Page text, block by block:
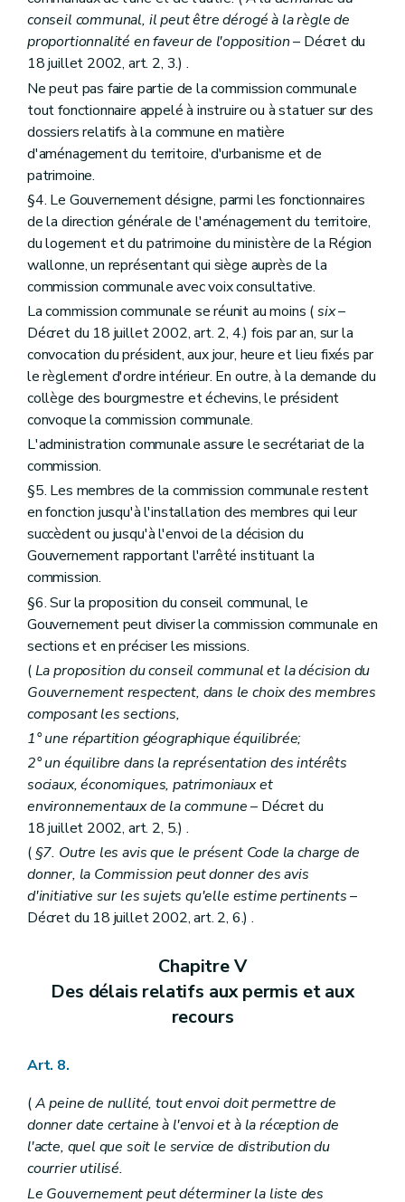
Art. 221
Art. 222
Sous-section 3
Ressources
Art. 223
Art. 224
Sous-section 4 Gestion de l'Institut
Art. 225
Sous-section 5 Commission consultative
Art. 226
Sous-section 6
Personnel
Art. 228
Art. 229
Chapitre III Des indemnités
Art. 230
Titre III
Du petit patrimoine populaire
Art. 231
Titre IV De l'archéologie
Chapitre premier
Des définitions
Art. 232
Chapitre II Des mesures de protection
Art. 233
Art. 234
Art. 235
Chapitre III Des sondages archéologiques et des fouilles
Art. 237
Art. 238
Art. 239
Art. 240
Art. 241
Art. 242
Art. 243
Art. 244
Chapitre IV Des sondages archéologiques et des fouilles d'utilité publique
Art. 245
Art. 246
Art. 247
Art. 248
Chapitre V Des découvertes fortuites
Art. 249
Chapitre VI Des subventions
Art. 250
Art. 251
Chapitre VII
Des indemnités
Art. 252
Titre (V– Décret du 1erjuillet 1993, art. 3) . - Dispositions transitoires
Art. 236
Art. 237
Livre IV Des mesures d'exécution
Titre premier Des mesures d'exécution du livre I
Chapitre premier De la composition et des modalités de fonctionnement des commissions d'aménagement du territoire
Section première De la commission régionale et de ses sections
Section
Constitution
Section Siège
Art. 239
Section S
Section Présidence
Art. 243
Section
Bureau
Art. 244
Section
Art. 245
conseil communal, il peut être dérogé à la règle de
proportionnalité en faveur de l'opposition– Décret du
18 juillet 2002, art. 2, 3.) .
Ne peut pas faire partie de la commission communale
tout fonctionnaire appelé à instruire ou à statuer sur des
dossiers relatifs à la commune en matière
d'aménagement du territoire, d'urbanisme et de
patrimoine.
§4. Le Gouvernement désigne, parmi les fonctionnaires
de la direction générale de l'aménagement du territoire,
du logement et du patrimoine du ministère de la Région
wallonne, un représentant qui siège auprès de la
commission communale avec voix consultative.
La commission communale se réunit au moins (six–
Décret du 18 juillet 2002, art. 2, 4.) fois par an, sur la
convocation du président, aux jour, heure et lieu fixés par
le règlement d'ordre intérieur. En outre, à la demande du
collège des bourgmestre et échevins, le président
convoque la commission communale.
L'administration communale assure le secrétariat de la
commission.
§5. Les membres de la commission communale restent
en fonction jusqu'à l'installation des membres qui leur
succèdent ou jusqu'à l'envoi de la décision du
Gouvernement rapportant l'arrêté instituant la
commission.
§6. Sur la proposition du conseil communal, le
Gouvernement peut diviser la commission communale en
sections et en préciser les missions.
(La proposition du conseil communal et la décision du
Gouvernement respectent, dans le choix des membres
composant les sections,
1° une répartition géographique équilibrée;
2° un équilibre dans la représentation des intérêts
sociaux, économiques, patrimoniaux et
environnementaux de la commune– Décret du
18 juillet 2002, art. 2, 5.) .
( §7. Outre les avis que le présent Code la charge de
donner, la Commission peut donner des avis
d'initiative sur les sujets qu'elle estime pertinents–
Décret du 18 juillet 2002, art. 2, 6.) .
Chapitre V
Des délais relatifs aux permis et aux
recours
Art. 8.
(A peine de nullité, tout envoi doit permettre de
donner date certaine à l'envoi et à la réception de
l'acte, quel que soit le service de distribution du
courrier utilisé.
Le Gouvernement peut déterminer la liste des